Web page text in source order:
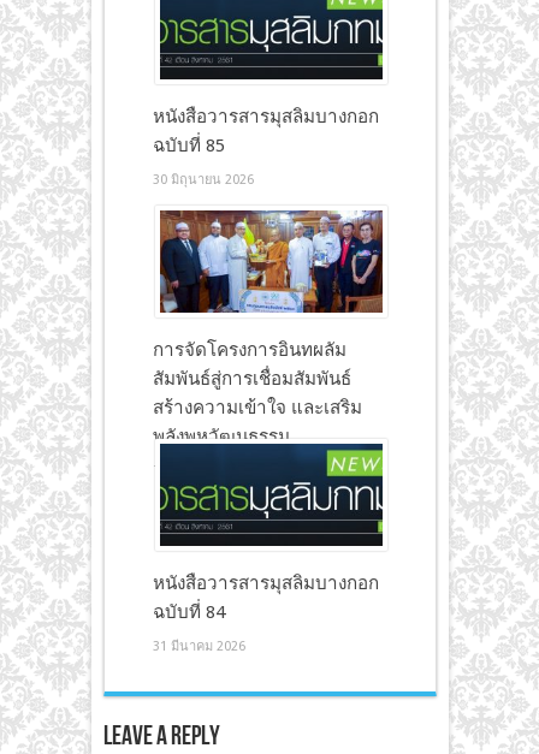
หนังสือวารสารมุสลิมบางกอก
ฉบับที่ 85
30 มิถุนายน 2026
การจัดโครงการอินทผลัม
สัมพันธ์สู่การเชื่อมสัมพันธ์
สร้างความเข้าใจ และเสริม
พลังพหุวัฒนธรรม
7 เมษายน 2026
หนังสือวารสารมุสลิมบางกอก
ฉบับที่ 84
31 มีนาคม 2026
Leave a Reply